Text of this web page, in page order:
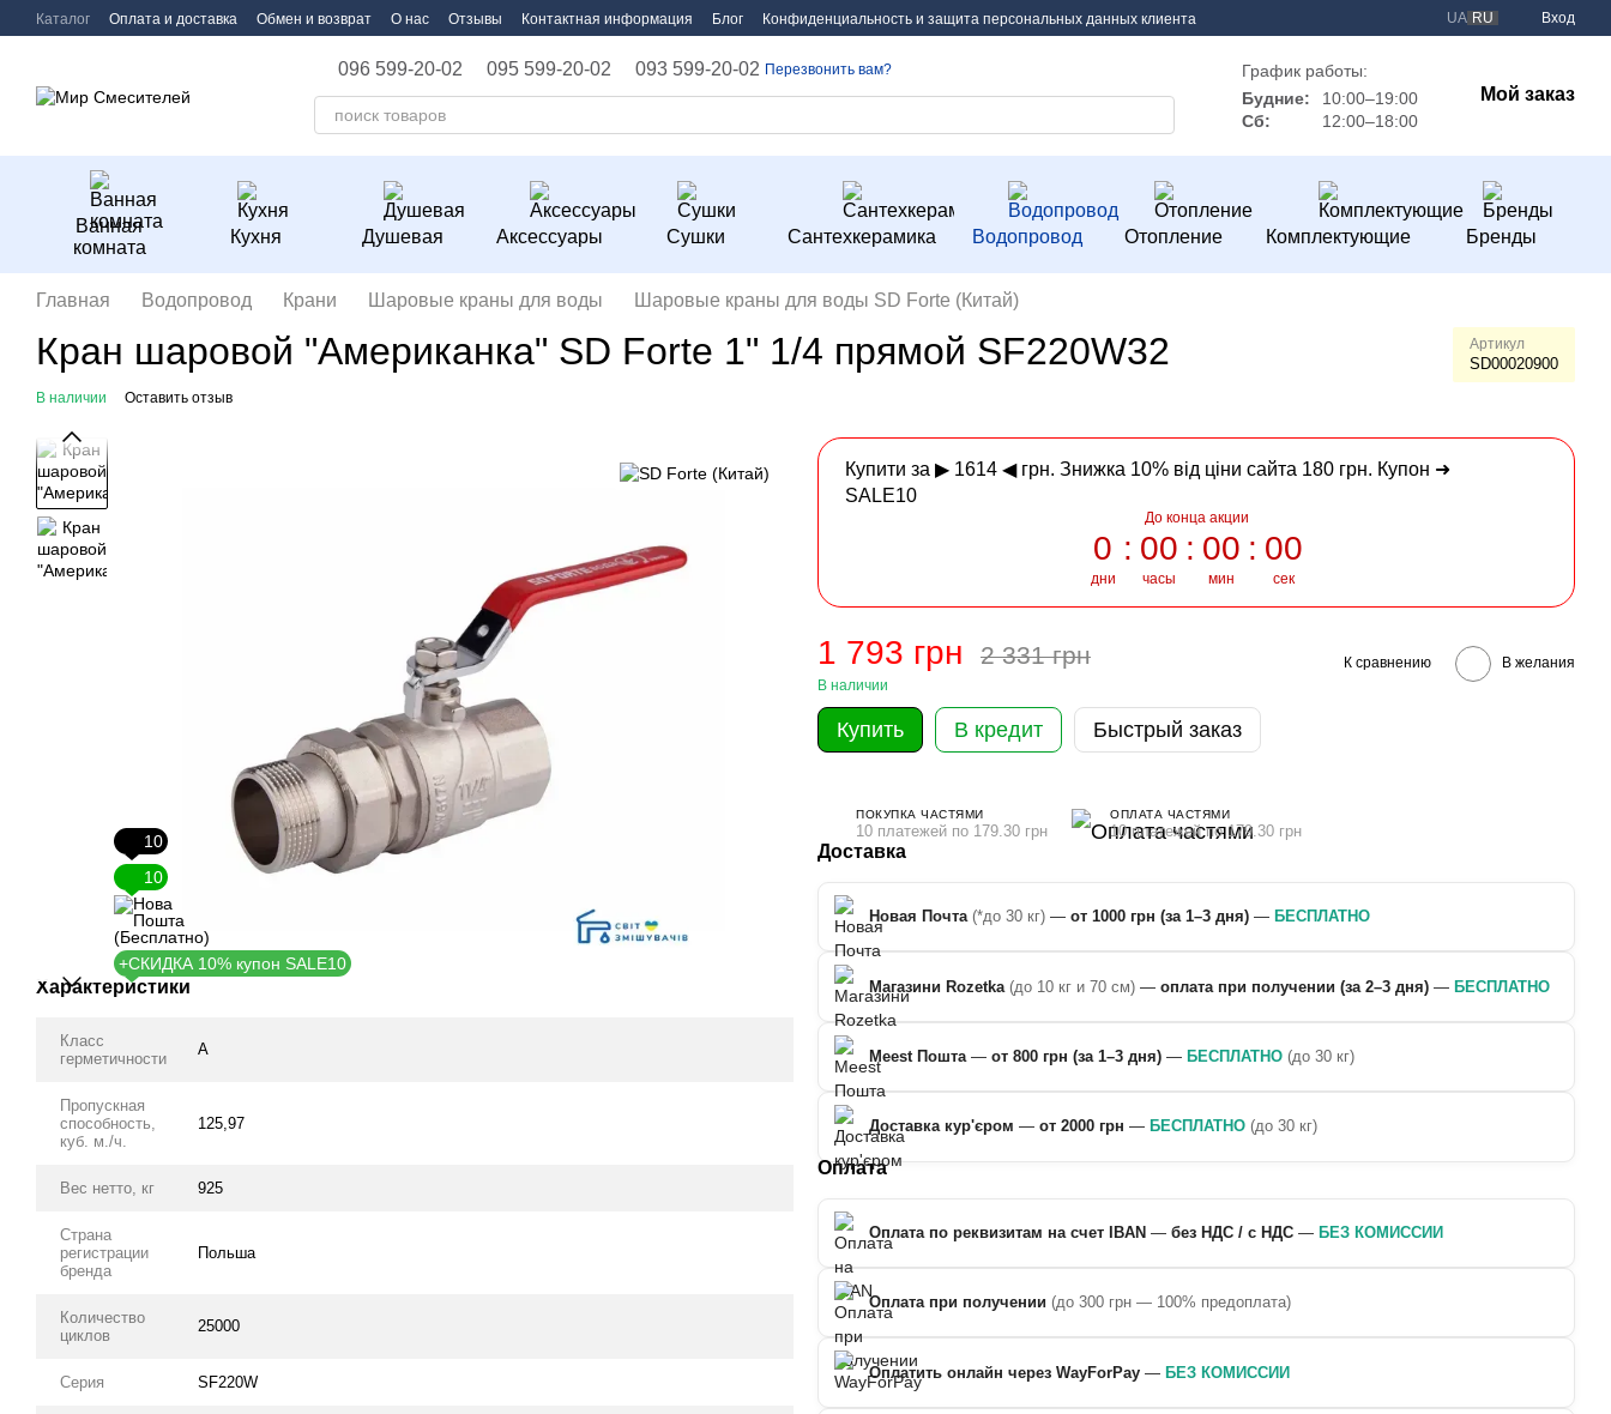
Перейти к основному контенту
Каталог Оплата и доставка Обмен и возврат О нас Отзывы Контактная информация Блог Конфиденциальность и защита персональных данных клиента UA RU Вход
096 599-20-02 095 599-20-02 093 599-20-02 Перезвонить вам?
График работы:
Будние:
10:00–19:00
Сб:
12:00–18:00
Мой заказ
Ванная
комната
Кухня Душевая Аксессуары Сушки Сантехкерамика Водопровод Отопление Комплектующие Бренды
Главная Водопровод Крани Шаровые краны для воды Шаровые краны для воды SD Forte (Китай)
Кран шаровой "Американка" SD Forte 1" 1/4 прямой SF220W32 Артикул
SD00020900
В наличии Оставить отзыв
10
10
+СКИДКА 10% купон SALE10
Характеристики
Класс
герметичности
А
Пропускная
способность,
куб. м./ч.
125,97
Вес нетто, кг 925
Страна
регистрации
бренда
Польша
Количество
циклов
25000
Серия SF220W
Купити за ▶ 1614 ◀ грн. Знижка 10% від ціни сайта 180 грн. Купон ➜
SALE10
До конца акции
0
дни
00
часы
00
мин
00
сек
1 793 грн 2 331 грн
В наличии
К сравнению В желания
Купить В кредит Быстрый заказ
ПОКУПКА ЧАСТЯМИ
10 платежей по 179.30 грн
ОПЛАТА ЧАСТЯМИ
10 платежей по 179.30 грн
Доставка
Новая Почта (*до 30 кг) — от 1000 грн (за 1–3 дня) — БЕСПЛАТНО
Магазини Rozetka (до 10 кг и 70 см) — оплата при получении (за 2–3 дня) — БЕСПЛАТНО
Meest Пошта — от 800 грн (за 1–3 дня) — БЕСПЛАТНО (до 30 кг)
Доставка кур'єром — от 2000 грн — БЕСПЛАТНО (до 30 кг)
Оплата
Оплата по реквизитам на счет IBAN — без НДС / с НДС — БЕЗ КОМИССИИ
Оплата при получении (до 300 грн — 100% предоплата)
Оплатить онлайн через WayForPay — БЕЗ КОМИССИИ